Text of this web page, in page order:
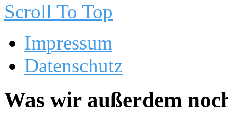
Scroll To Top
Impressum
Datenschutz
Was wir außerdem